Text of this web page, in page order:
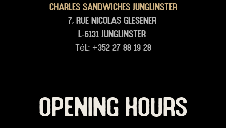
Charles Sandwiches junglinster
7, rue Nicolas glesener
L-6131 junglinster
Tél: +352 27 88 19 28
OPENING HOURS